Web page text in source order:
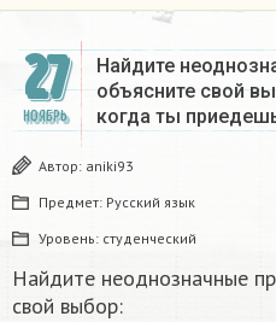
27
НОЯБРЬ
Найдите
объясните свой
когда ты
Автор: aniki93
Предмет: Русский язык
Уровень: студенческий
Найдите неоднозначные
свой выбор: